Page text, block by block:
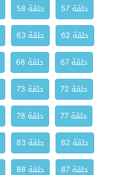
حلقة 57
حلقة 58
حلقة 62
حلقة 63
حلقة 67
حلقة 68
حلقة 72
حلقة 73
حلقة 77
حلقة 78
حلقة 82
حلقة 83
حلقة 87
حلقة 88